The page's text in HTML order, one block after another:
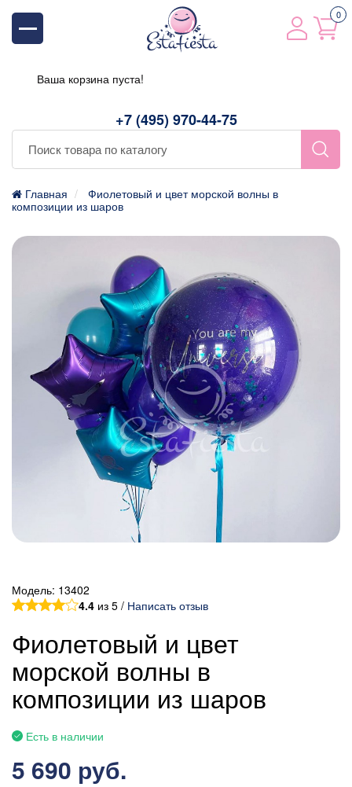
+7 (495) 970-44-75
0
Ваша корзина пуста!
Главная
Фиолетовый и цвет морской волны в
композиции из шаров
Модель: 13402
4.4 из 5 / Написать отзыв
Фиолетовый и цвет
морской волны в
композиции из шаров
Есть в наличии
5 690 руб.